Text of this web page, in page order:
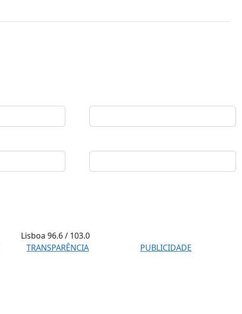
Lisboa96.6 / 103.0
TRANSPARÊNCIA
PUBLICIDADE